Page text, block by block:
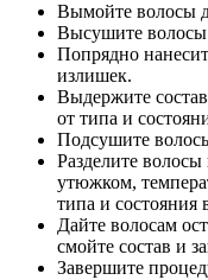
Вымойте волосы
Высушите
Попрядно
излишек.
Выдержите
от типа и
Подсушите
Разделите
утюжком,
типа и состояния
Дайте волосам
смойте состав и
Завершите